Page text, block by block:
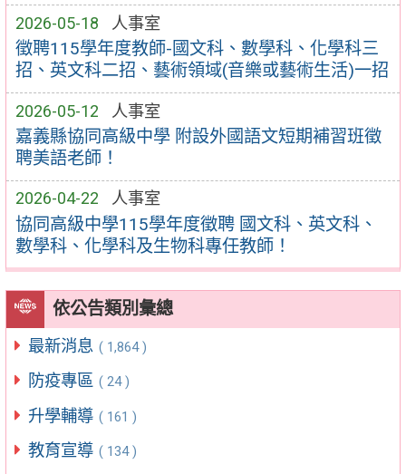
2026-05-18 人事室
徵聘115學年度教師-國文科、數學科、化學科三
招、英文科二招、藝術領域(音樂或藝術生活)一招
2026-05-12 人事室
嘉義縣協同高級中學 附設外國語文短期補習班徵
聘美語老師！
2026-04-22 人事室
協同高級中學115學年度徵聘 國文科、英文科、
數學科、化學科及生物科專任教師！
依公告類別彙總
最新消息 ( 1,864 )
防疫專區 ( 24 )
升學輔導 ( 161 )
教育宣導 ( 134 )